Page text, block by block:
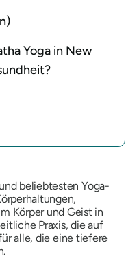
Yoga in New
beliebtesten Yoga-
Körper und Geist in
Praxis, die auf
alle, die eine tiefere